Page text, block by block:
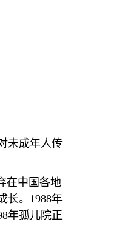
未成年人传
在中国各地
。 1988年
年孤儿院正